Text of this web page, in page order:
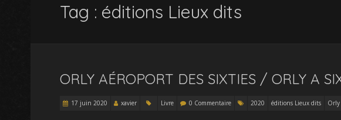
Tag : éditions Lieux dits
ORLY AÉROPORT DES SIXTIES / ORLY A
17 juin 2020 xavier Livre 0 Commentaire 2020 éditions Lieux dits Orly